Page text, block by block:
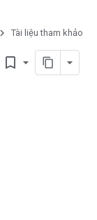
Tài liệu tham khảo
bookmark_border